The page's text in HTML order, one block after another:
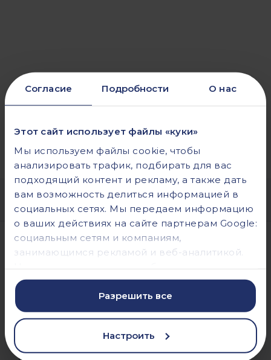
Согласие Подробности О нас
Этот сайт использует файлы «куки»
Мы используем файлы cookie, чтобы
анализировать трафик, подбирать для вас
подходящий контент и рекламу, а также дать
вам возможность делиться информацией в
социальных сетях. Мы передаем информацию
о ваших действиях на сайте партнерам Google:
социальным сетям и компаниям,
занимающимся рекламой и веб-аналитикой.
сведения с предоставленной вами
информацией, а также данными, которые они
получили при использовании вами их
сервисов.
Разрешить все
Настроить
Компанія
контакты
Декларация статуса предпринимателя
Політика конфіденційності